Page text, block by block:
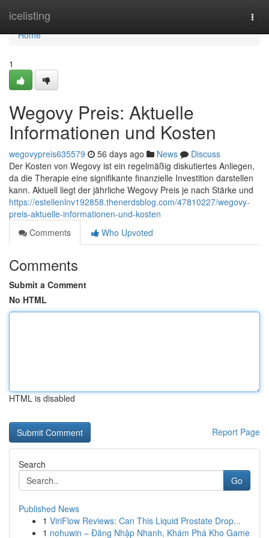
icelisting
Home
Home
1
Wegovy Preis: Aktuelle
Informationen und Kosten
wegovypreis635579 56 days ago News
Discuss
Der Kosten von Wegovy ist ein regelmäßig diskutiertes Anliegen,
da die Therapie eine signifikante finanzielle Investition darstellen
kann. Aktuell liegt der jährliche Wegovy Preis je nach Stärke und
https://estellenlnv192858.thenerdsblog.com/47810227/wegovy-
preis-aktuelle-informationen-und-kosten
Comments
Who Upvoted
Comments
Submit a Comment
No HTML
HTML is disabled
Report Page
Search
Go
Published News
1 ViriFlow Reviews: Can This Liquid Prostate Drop...
1 nohuwin – Đăng Nhập Nhanh, Khám Phá Kho Game